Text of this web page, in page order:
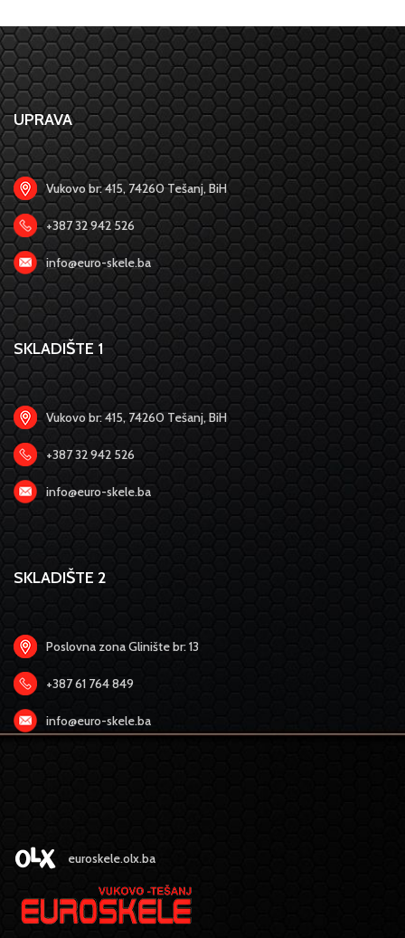
UPRAVA
Vukovo br: 415, 74260 Tešanj, BiH
+387 32 942 526
info@euro-skele.ba
SKLADIŠTE 1
Vukovo br: 415, 74260 Tešanj, BiH
+387 32 942 526
info@euro-skele.ba
SKLADIŠTE 2
Poslovna zona Glinište br: 13
+387 61 764 849
info@euro-skele.ba
euroskele.olx.ba